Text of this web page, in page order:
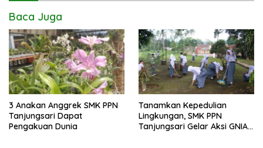
Baca Juga
3 Anakan Anggrek SMK PPN
Tanjungsari Dapat
Pengakuan Dunia
Tanamkan Kepedulian
Lingkungan, SMK PPN
Tanjungsari Gelar Aksi GNIA